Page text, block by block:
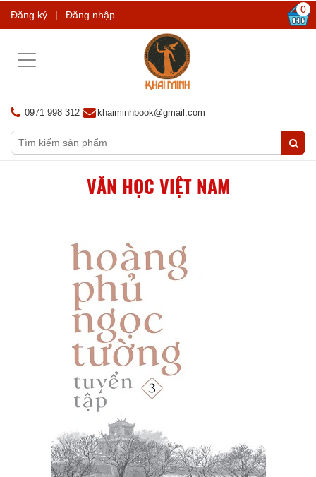
Đăng ký | Đăng nhập 0
Toggle
0971 998 312 khaiminhbook@gmail.com
VĂN HỌC VIỆT NAM